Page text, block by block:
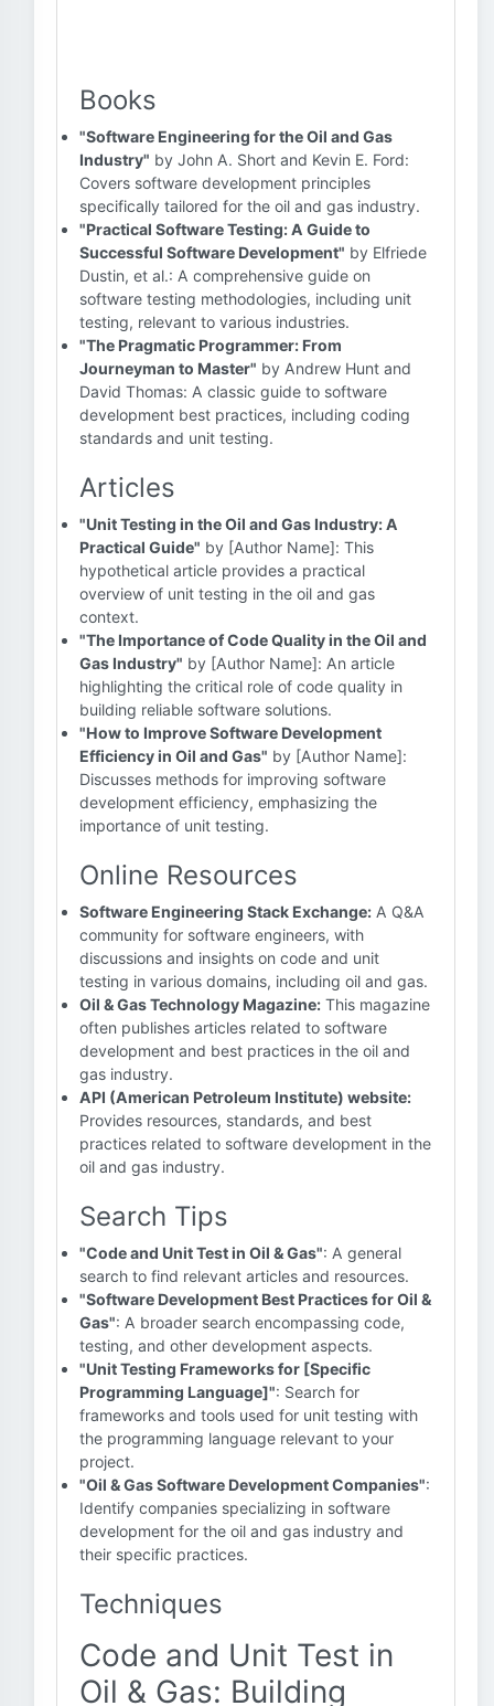
Books
"Software Engineering for the Oil and Gas
Industry" by John A. Short and Kevin E. Ford:
Covers software development principles
specifically tailored for the oil and gas industry.
"Practical Software Testing: A Guide to
Successful Software Development" by Elfriede
Dustin, et al.: A comprehensive guide on
software testing methodologies, including unit
testing, relevant to various industries.
"The Pragmatic Programmer: From
Journeyman to Master" by Andrew Hunt and
David Thomas: A classic guide to software
development best practices, including coding
standards and unit testing.
Articles
"Unit Testing in the Oil and Gas Industry: A
Practical Guide" by [Author Name]: This
hypothetical article provides a practical
overview of unit testing in the oil and gas
context.
"The Importance of Code Quality in the Oil and
Gas Industry" by [Author Name]: An article
highlighting the critical role of code quality in
building reliable software solutions.
"How to Improve Software Development
Efficiency in Oil and Gas" by [Author Name]:
Discusses methods for improving software
development efficiency, emphasizing the
importance of unit testing.
Online Resources
Software Engineering Stack Exchange: A Q&A
community for software engineers, with
discussions and insights on code and unit
testing in various domains, including oil and gas.
Oil & Gas Technology Magazine: This magazine
often publishes articles related to software
development and best practices in the oil and
gas industry.
API (American Petroleum Institute) website:
Provides resources, standards, and best
practices related to software development in the
oil and gas industry.
Search Tips
"Code and Unit Test in Oil & Gas": A general
search to find relevant articles and resources.
"Software Development Best Practices for Oil &
Gas": A broader search encompassing code,
testing, and other development aspects.
"Unit Testing Frameworks for [Specific
Programming Language]": Search for
frameworks and tools used for unit testing with
the programming language relevant to your
project.
"Oil & Gas Software Development Companies":
Identify companies specializing in software
development for the oil and gas industry and
their specific practices.
Techniques
Code and Unit Test in
Oil & Gas: Building